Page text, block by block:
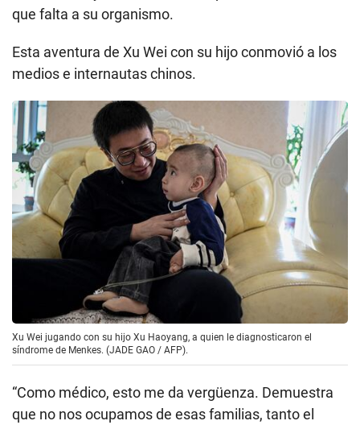
que falta a su organismo.
Esta aventura de Xu Wei con su hijo conmovió a los
medios e internautas chinos.
Xu Wei jugando con su hijo Xu Haoyang, a quien le diagnosticaron el
síndrome de Menkes. (JADE GAO / AFP).
“Como médico, esto me da vergüenza. Demuestra
que no nos ocupamos de esas familias, tanto el